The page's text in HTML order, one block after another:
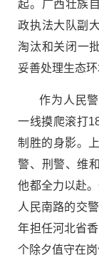
起。广西壮族
政执法大队副
淘汰和关闭一
妥善处理生态
作为人民
一线摸爬滚打
制胜的身影。
警、刑警、维
他都全力以赴
人民南路的交
年担任河北省
个除夕值守在岗